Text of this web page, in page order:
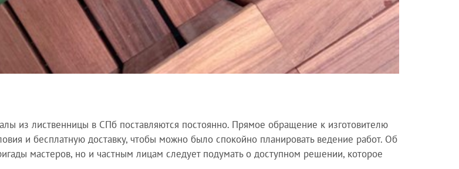
из лиственницы в СПб поставляются постоянно. Прямое обращение к изготовителю
и бесплатную доставку, чтобы можно было спокойно планировать ведение работ. Об
мастеров, но и частным лицам следует подумать о доступном решении, которое